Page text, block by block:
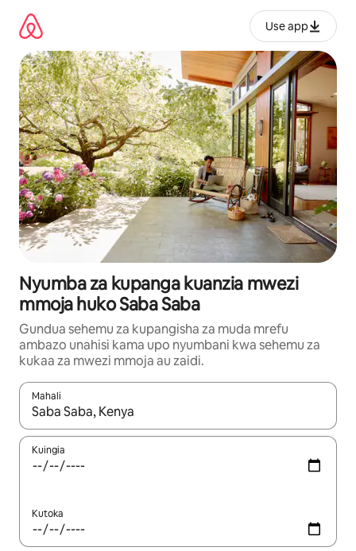
kwenda
kwenye
maudhui
Use app
Nyumba za kupanga kuanzia mwezi
mmoja huko Saba Saba
Gundua sehemu za kupangisha za muda mrefu
ambazo unahisi kama upo nyumbani kwa sehemu za
kukaa za mwezi mmoja au zaidi.
Mahali
Wakati matokeo yanapatikana, vinjari kwa kutumia vitufe vya
Kuingia
Kutoka